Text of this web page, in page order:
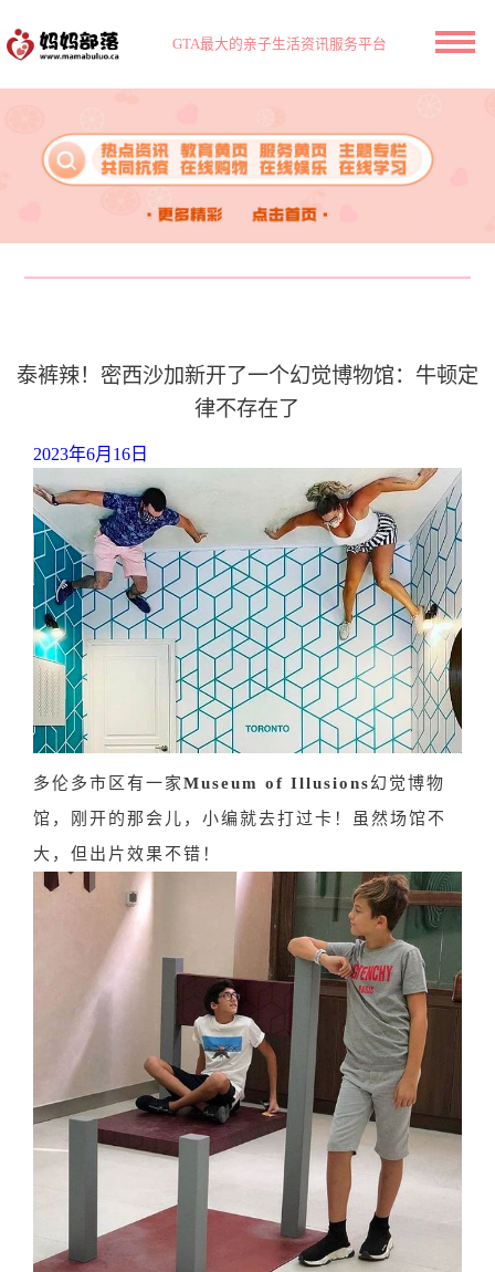
GTA最大的亲子生活资讯服务平台
泰裤辣！密西沙加新开了一个幻觉博物馆：牛顿定
律不存在了
2023年6月16日
多伦多市区有一家Museum of Illusions幻觉博物
馆，刚开的那会儿，小编就去打过卡！虽然场馆不
大，但出片效果不错！